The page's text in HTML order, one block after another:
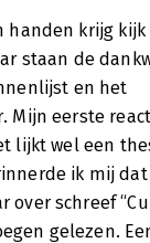
handen krijg
staan de
en het
Mijn eerste
lijkt wel een
ik mij
over schreef
gelezen.